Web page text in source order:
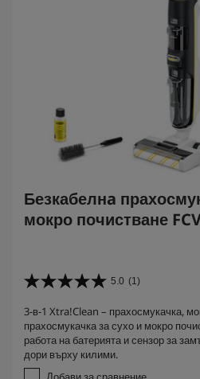
Безкабелнa
мокро почистване
5.0 (1)
5
0
о
т
5
3-в-1 Xtra!Clean – прахосмукачка,
прахосмукачка за сухо и мокро
работа на батерията и сензор за
дори върху килими.